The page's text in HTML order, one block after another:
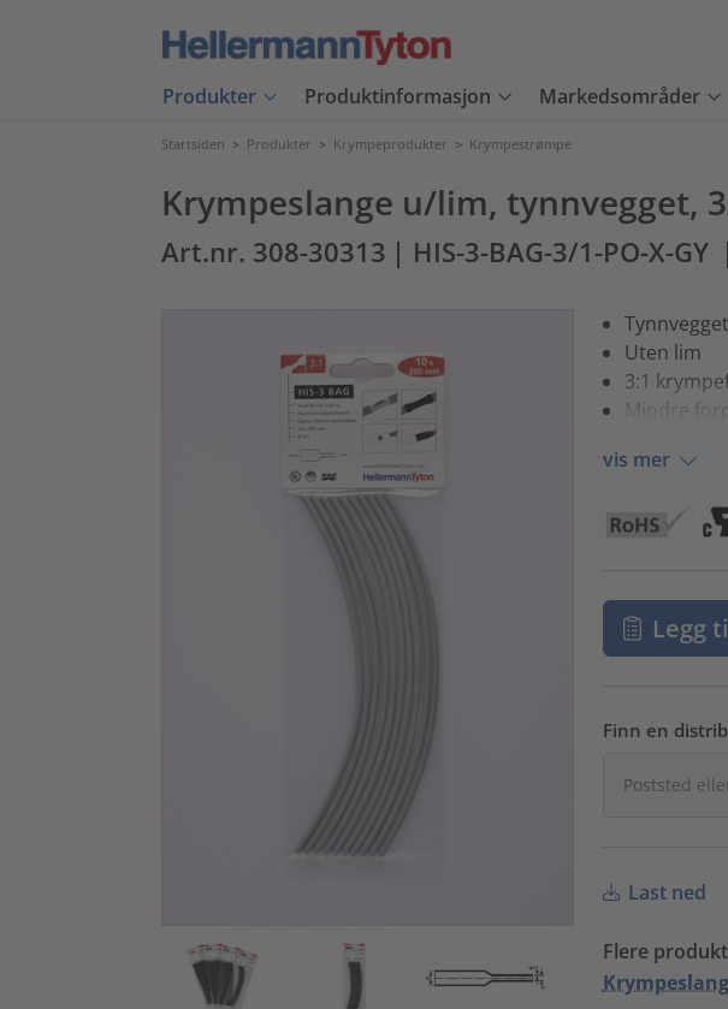
Produkter Produktinformasjon Markedsområder
Startsiden > Produkter > Krympeprodukter > Krympestrømpe
Krympeslange u/lim, tynnvegget,
Art.nr. 308-30313 | HIS-3-BAG-3/1-PO-X-GY |
Uten lim
3:1
Mindre
vis mer
Legg
Finn en
Last ned
Flere